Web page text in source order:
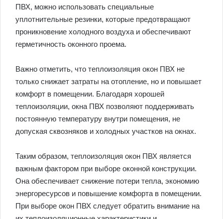
ПВХ, можно использовать специальные
уплотнительные резинки, которые предотвращают
проникновение холодного воздуха и обеспечивают
герметичность оконного проема.
Важно отметить, что теплоизоляция окон ПВХ не
только снижает затраты на отопление, но и повышает
комфорт в помещении. Благодаря хорошей
теплоизоляции, окна ПВХ позволяют поддерживать
постоянную температуру внутри помещения, не
допуская сквозняков и холодных участков на окнах.
Таким образом, теплоизоляция окон ПВХ является
важным фактором при выборе оконной конструкции.
Она обеспечивает снижение потери тепла, экономию
энергоресурсов и повышение комфорта в помещении.
При выборе окон ПВХ следует обратить внимание на